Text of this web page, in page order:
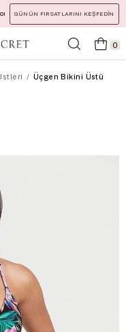
GÜNÜN FIRSATLARINI KEŞFEDİN
0
Üçgen Bikini Üstü